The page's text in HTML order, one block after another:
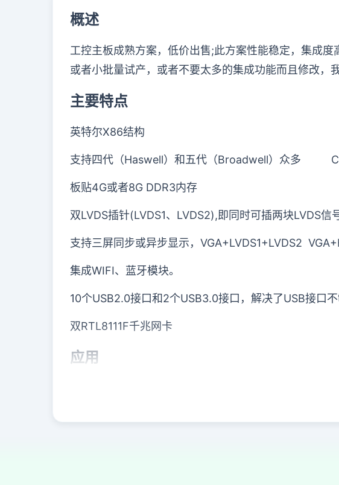
概述
工控主板成熟方案，低价出售;此方案性能稳定，集成
或者小批量试产，或者不要太多的集成功能而且修改，
主要特点
英特尔X86结构
支持四代（Haswell）和五代（Broadwell）众多
板贴4G或者8G DDR3内存
双LVDS插针(LVDS1、 LVDS2),即同时可插两块LVDS信
支持三屏同步或异步显示， VGA+LVDS1+LVDS2
集成WIFI、蓝牙模块。
10个USB2.0接口和2个USB3.0接口，解决了USB接口
双RTL8111F千兆网卡
应用
，